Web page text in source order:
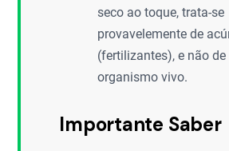
seco ao toque, trata-se
provavelemente de
(fertilizantes), e não de
organismo vivo.
Importante Saber